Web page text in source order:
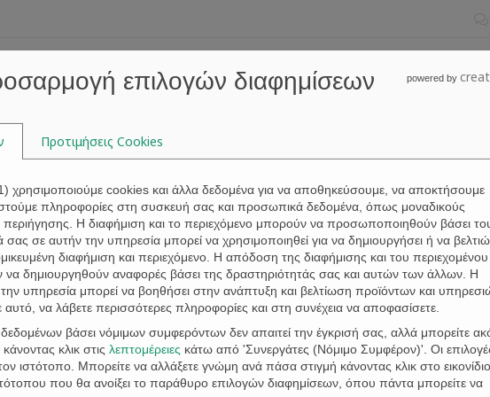
About Attorneys Property Law Golden Visa Digital Nomad Visa
Tag:municipality
Deadline for unregistered/inaccurate square meters
επιλογών διαφημίσεων
Προτιμήσεις Cookies
) χρησιμοποιούμε cookies και άλλα δεδομένα για να αποθηκεύσουμε, να αποκτήσουμε
πληροφορίες στη συσκευή σας και προσωπικά δεδομένα, όπως μοναδικούς
περιήγησης. Η διαφήμιση και το περιεχόμενο μπορούν να προσωποποιηθούν βάσει
σε αυτήν την υπηρεσία μπορεί να χρησιμοποιηθεί για να δημιουργήσει ή να
διαφήμιση και περιεχόμενο. Η απόδοση της διαφήμισης και του περιεχομένου
να δημιουργηθούν αναφορές βάσει της δραστηριότητάς σας και αυτών των άλλων. Η
υπηρεσία μπορεί να βοηθήσει στην ανάπτυξη και βελτίωση προϊόντων και
να λάβετε περισσότερες πληροφορίες και στη συνέχεια να αποφασίσετε.
βάσει νόμιμων συμφερόντων δεν απαιτεί την έγκρισή σας, αλλά μπορείτε
κλικ στις λεπτομέρειες κάτω από 'Συνεργάτες (Νόμιμο Συμφέρον)'. Οι
ιστότοπο. Μπορείτε να αλλάξετε γνώμη ανά πάσα στιγμή κάνοντας κλικ στο εικονίδιο
που θα ανοίξει το παράθυρο επιλογών διαφημίσεων, όπου πάντα μπορείτε να
powered by